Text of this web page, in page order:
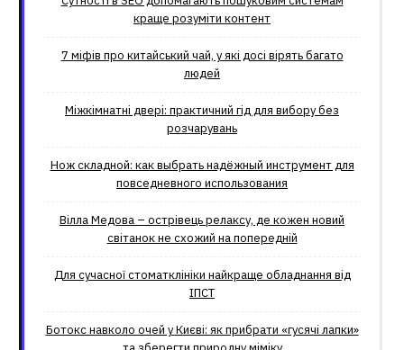
краще розуміти контент
7 міфів про китайський чай, у які досі вірять багато
людей
Міжкімнатні двері: практичний гід для вибору без
розчарувань
Нож складной: как выбрать надёжный инструмент для
повседневного использования
Вілла Медова – острівець релаксу, де кожен новий
світанок не схожий на попередній
Для сучасної стоматклініки найкраще обладнання від
ІПСТ
Ботокс навколо очей у Києві: як прибрати «гусячі лапки»